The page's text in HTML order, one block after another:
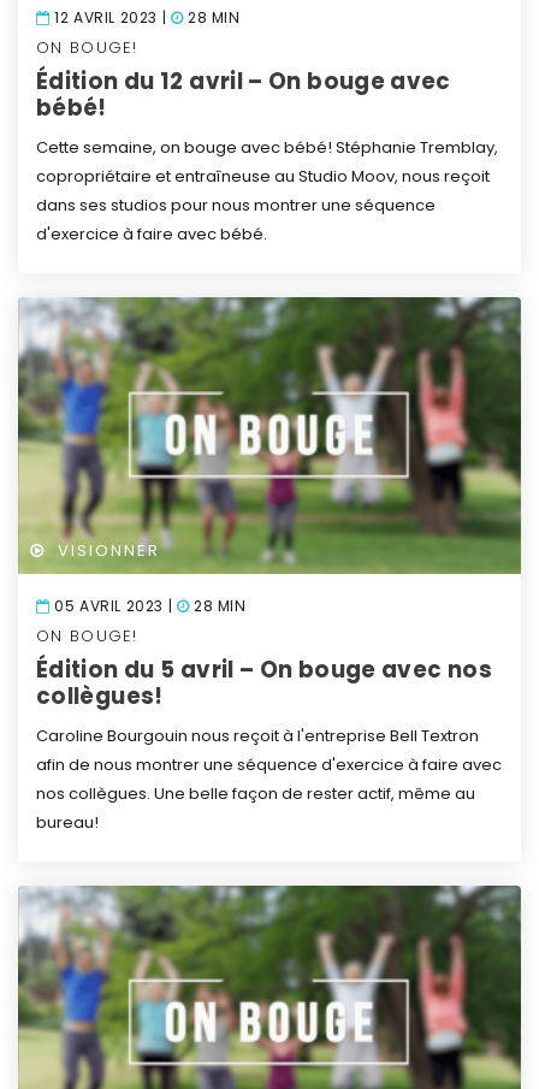
12 AVRIL 2023 | 28 MIN
ON BOUGE!
Édition du 12 avril – On bouge avec
bébé!
Cette semaine, on bouge avec bébé! Stéphanie Tremblay,
copropriétaire et entraîneuse au Studio Moov, nous reçoit
dans ses studios pour nous montrer une séquence
d'exercice à faire avec bébé.
VISIONNER
05 AVRIL 2023 | 28 MIN
ON BOUGE!
Édition du 5 avril – On bouge avec nos
collègues!
Caroline Bourgouin nous reçoit à l'entreprise Bell Textron
afin de nous montrer une séquence d'exercice à faire avec
nos collègues. Une belle façon de rester actif, même au
bureau!